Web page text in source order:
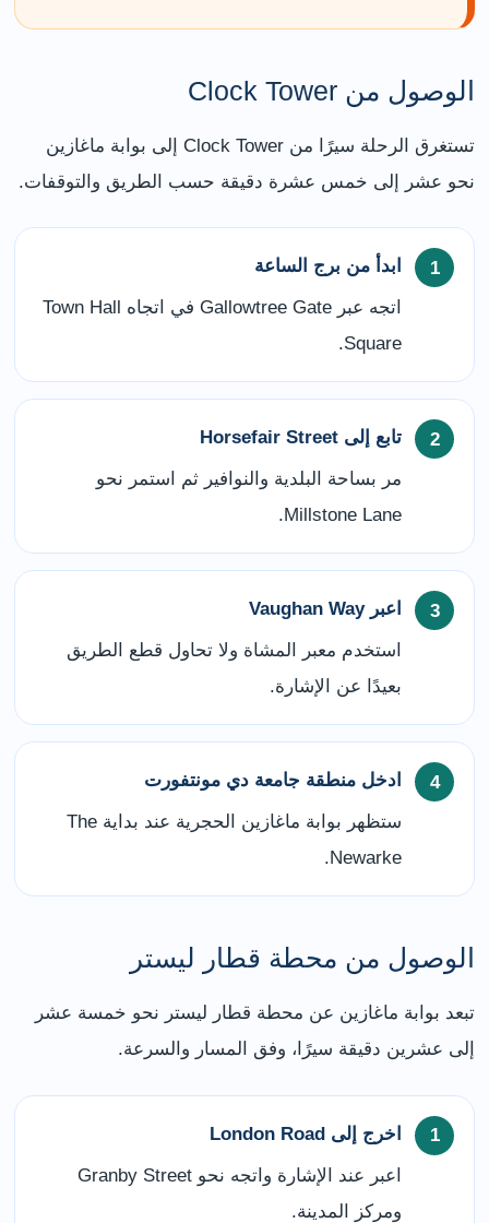
الوصول من Clock Tower
تستغرق الرحلة سيرًا من Clock Tower إلى بوابة ماغازين
نحو عشر إلى خمس عشرة دقيقة حسب الطريق والتوقفات.
ابدأ من برج الساعة
اتجه عبر Gallowtree Gate في اتجاه Town Hall
Square.
تابع إلى Horsefair Street
مر بساحة البلدية والنوافير ثم استمر نحو
Millstone Lane.
اعبر Vaughan Way
استخدم معبر المشاة ولا تحاول قطع الطريق
بعيدًا عن الإشارة.
ادخل منطقة جامعة دي مونتفورت
ستظهر بوابة ماغازين الحجرية عند بداية The
Newarke.
الوصول من محطة قطار ليستر
تبعد بوابة ماغازين عن محطة قطار ليستر نحو خمسة عشر
إلى عشرين دقيقة سيرًا، وفق المسار والسرعة.
اخرج إلى London Road
اعبر عند الإشارة واتجه نحو Granby Street
ومركز المدينة.